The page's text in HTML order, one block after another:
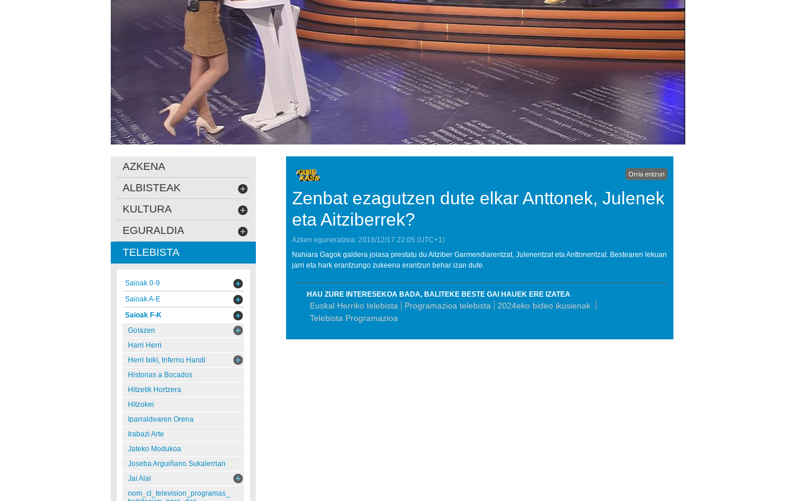
Orria entzun
Zenbat ezagutzen dute elkar Anttonek, Julenek
eta Aitziberrek?
Azken eguneratzea: 2018/12/17 22:05 (UTC+1)
Nahiara Gagok galdera jolasa prestatu du Aitziber Garmendiarentzat, Julenentzat eta Anttonentzat. Bestearen lekuan
jarri eta hark erantzungo zukeena erantzun behar izan dute.
HAU ZURE INTERESEKOA BADA, BALITEKE BESTE GAI HAUEK ERE IZATEA
Euskal Herriko telebista Programazioa telebista
2024eko bideo ikusienak
Telebista Programazioa
AZKENA
ALBISTEAK
KULTURA
EGURALDIA
TELEBISTA
Saioak 0-9
Saioak A-E
Saioak F-K
Go!azen
Harri Herri
Herri txiki, Infernu Handi
Historias a Bocados
Hitzetik Hortzera
Hitzokei
Iparraldearen Orena
Irabazi Arte
Jateko Modukoa
Joseba Arguiñano Sukalerrian
Jai Alai
nom_cl_television_programas_